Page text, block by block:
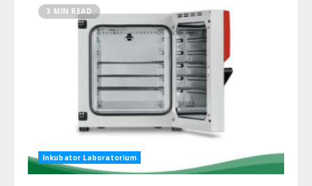
3 MIN READ
Inkubator Laboratorium